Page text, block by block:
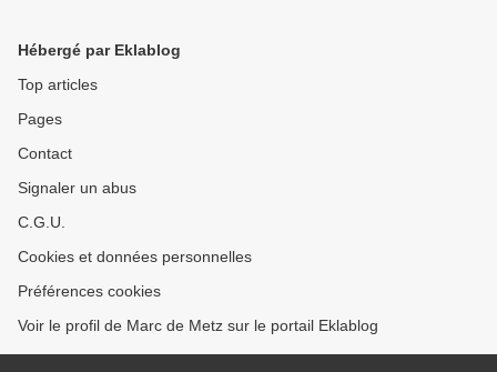
Hébergé par Eklablog
Top articles
Pages
Contact
Signaler un abus
C.G.U.
Cookies et données personnelles
Préférences cookies
Voir le profil de Marc de Metz sur le portail Eklablog